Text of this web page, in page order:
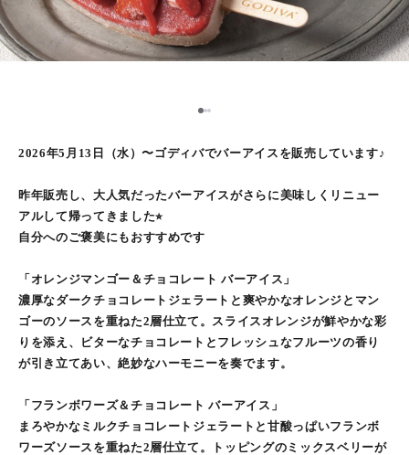
12
2026年5月13日（水）〜ゴディバでバーアイスを販売しています♪
昨年販売し、大人気だったバーアイスがさらに美味しくリニュー
アルして帰ってきました⭐︎
自分へのご褒美にもおすすめです
「オレンジマンゴー＆チョコレート バーアイス」
濃厚なダークチョコレートジェラートと爽やかなオレンジとマン
ゴーのソースを重ねた2層仕立て。スライスオレンジが鮮やかな彩
りを添え、ビターなチョコレートとフレッシュなフルーツの香り
が引き立てあい、絶妙なハーモニーを奏でます。
「フランボワーズ＆チョコレート バーアイス」
まろやかなミルクチョコレートジェラートと甘酸っぱいフランボ
ワーズソースを重ねた2層仕立て。トッピングのミックスベリーが